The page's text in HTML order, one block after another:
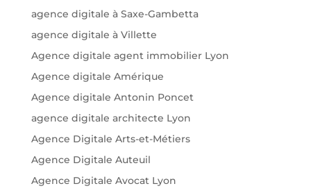
agence digitale à Saxe-Gambetta
agence digitale à Villette
Agence digitale agent immobilier Lyon
Agence digitale Amérique
Agence digitale Antonin Poncet
agence digitale architecte Lyon
Agence Digitale Arts-et-Métiers
Agence Digitale Auteuil
Agence Digitale Avocat Lyon